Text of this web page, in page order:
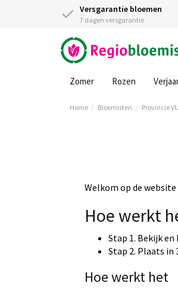
Versgarantie bloemen
7 dagen versgarantie
Zomer Rozen
Home Bloemisten Provincie
Welkom op de
Hoe werkt
Stap 1. Bekijk
Stap 2. Plaats in
Hoe werkt het